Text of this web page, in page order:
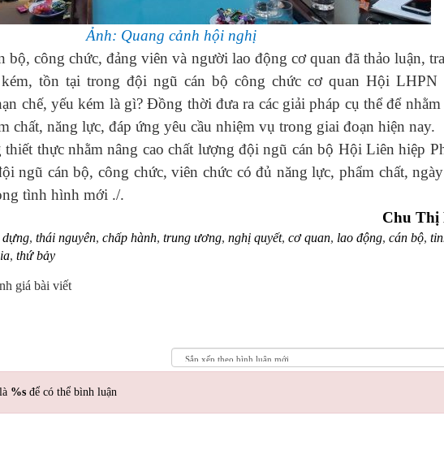
Ảnh: Quang cảnh hội nghị
công chức, đảng viên và người lao động cơ quan đã thảo luận,
tồn tại trong đội ngũ cán bộ công chức cơ quan Hội LHPN
chế, yếu kém là gì?Đồng thời đưa ra các giải pháp cụ thể để
chất, năng lực, đáp ứng yêu cầu nhiệm vụ trong giai đoạn hiện nay.
thực nhằm nâng cao chất lượng đội ngũ cán bộ Hội Liên hiệp
ngũ cán bộ, công chức, viên chức có đủ năng lực, phẩm chất,
tình hình mới ./.
Chu Thị
dựng, thái nguyên, chấp hành, trung ương, nghị quyết, cơ quan, lao động, cán bộ,
, thứ bảy
giá bài viết
%s để có thể bình luận